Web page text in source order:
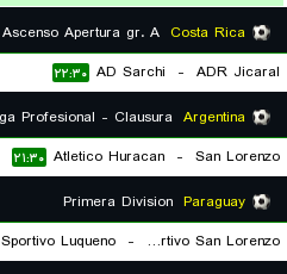
Costa Rica
ADR Jicaral
-
AD Sarchi ۲۲:۳۰
Argentina
San Lorenzo
-
Atletico Huracan ۲۱:۳۰
Paraguay
Sportivo San Lorenzo
-
Sportivo Luqueno